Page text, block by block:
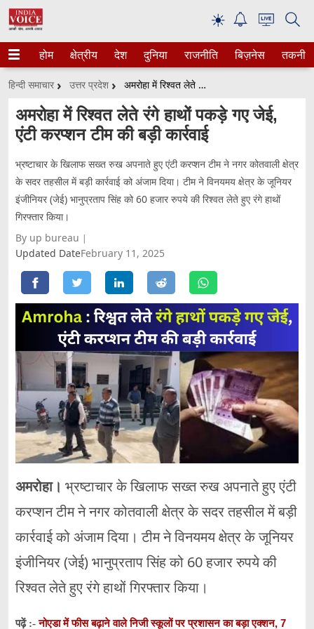
☀
होम क्षेत्रीय देश दुनिया राजनीति बिज़नेस तकनीक
हिन्दी समाचार उत्तर प्रदेश अमरोहा में रिश्वत लेते रंगे हाथों पकड़े गए जेई, एंटी करप्शन टीम की बड़ी कार्रवाई
अमरोहा में रिश्वत लेते रंगे हाथों पकड़े गए जेई,
एंटी करप्शन टीम की बड़ी कार्रवाई
भ्रष्टाचार के खिलाफ सख्त रुख अपनाते हुए एंटी करप्शन टीम ने नगर कोतवाली क्षेत्र
के सदर तहसील में बड़ी कार्रवाई को अंजाम दिया। टीम ने विनयमय क्षेत्र के जूनियर
इंजीनियर (जेई) भानुप्रताप सिंह को 60 हजार रुपये की रिश्वत लेते हुए रंगे हाथों
गिरफ्तार किया।
By up bureau
Updated DateFebruary 11, 2025
अमरोहा। भ्रष्टाचार के खिलाफ सख्त रुख अपनाते हुए एंटी
करप्शन टीम ने नगर कोतवाली क्षेत्र के सदर तहसील में बड़ी
कार्रवाई को अंजाम दिया। टीम ने विनयमय क्षेत्र के जूनियर
इंजीनियर (जेई) भानुप्रताप सिंह को 60 हजार रुपये की
रिश्वत लेते हुए रंगे हाथों गिरफ्तार किया।
पढ़ें :-नोएडा में फीस बढ़ाने वाले निजी स्कूलों पर प्रशासन का बड़ा एक्शन, 7